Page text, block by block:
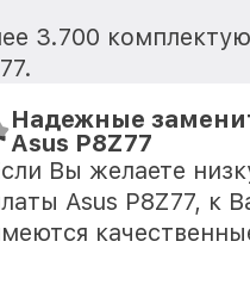
3.700
Надежные
Asus P8Z77
Вы желаете
Asus P8Z77, к